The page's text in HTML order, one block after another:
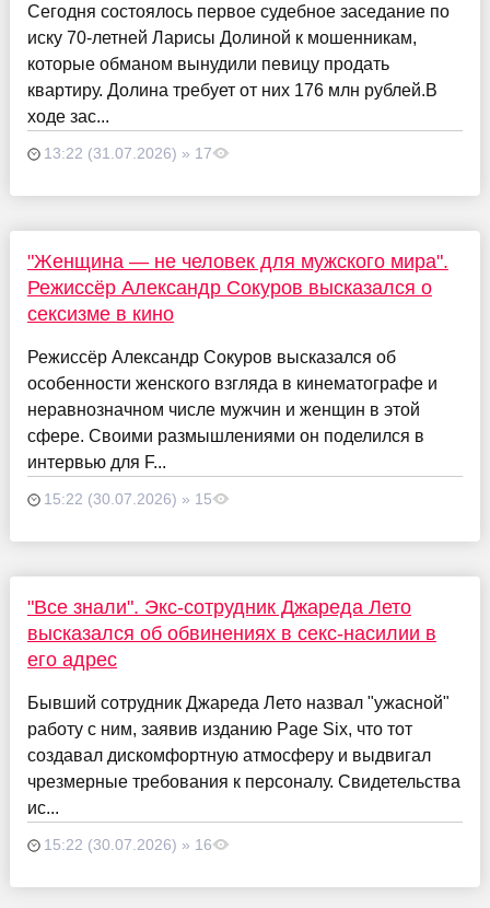
Сегодня состоялось первое судебное заседание по
иску 70-летней Ларисы Долиной к мошенникам,
которые обманом вынудили певицу продать
квартиру. Долина требует от них 176 млн рублей.В
ходе зас...
13:22 (31.07.2026) » 17
"Женщина — не человек для мужского мира".
Режиссёр Александр Сокуров высказался о
сексизме в кино
Режиссёр Александр Сокуров высказался об
особенности женского взгляда в кинематографе и
неравнозначном числе мужчин и женщин в этой
сфере. Своими размышлениями он поделился в
интервью для F...
15:22 (30.07.2026) » 15
"Все знали". Экс-сотрудник Джареда Лето
высказался об обвинениях в секс-насилии в
его адрес
Бывший сотрудник Джареда Лето назвал "ужасной"
работу с ним, заявив изданию Page Six, что тот
создавал дискомфортную атмосферу и выдвигал
чрезмерные требования к персоналу. Свидетельства
ис...
15:22 (30.07.2026) » 16